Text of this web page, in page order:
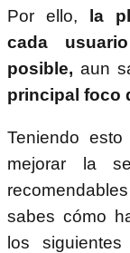
Por ello, la
cada
posible, aun
principal foco
Teniendo
mejorar la
sabes cómo
los